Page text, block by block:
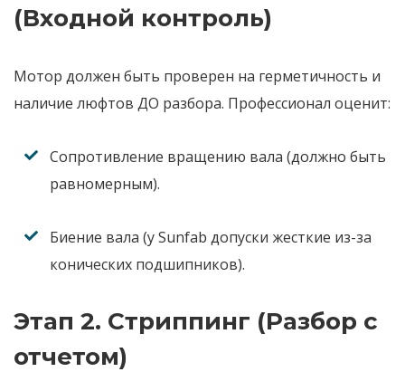
(Входной контроль)
Мотор должен быть проверен на герметичность и
наличие люфтов ДО разбора. Профессионал оценит:
Сопротивление вращению вала (должно быть
равномерным).
Биение вала (у Sunfab допуски жесткие из-за
конических подшипников).
Этап 2. Стриппинг (Разбор с
отчетом)